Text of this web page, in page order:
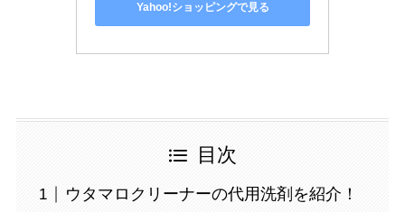
Yahoo!ショッピングで見る
目次
ウタマロクリーナーの代用洗剤を紹介！